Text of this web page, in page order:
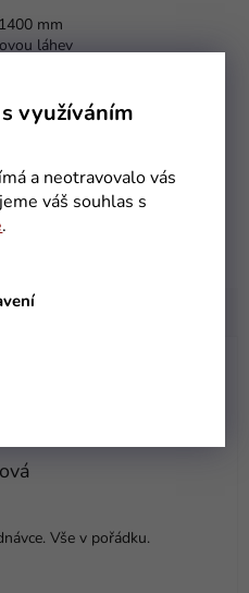
využíváním
a neotravovalo vás
váš souhlas s
.
mm
láhev
je 5 z 5 hvězdiček.
je 5 z 5 hvězdiček.
Vše v pořádku.